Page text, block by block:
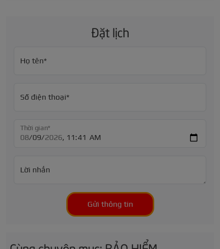
Đặt lịch
Họ tên*
Số điện thoại*
Thời gian*
Lời nhắn
Gửi thông tin